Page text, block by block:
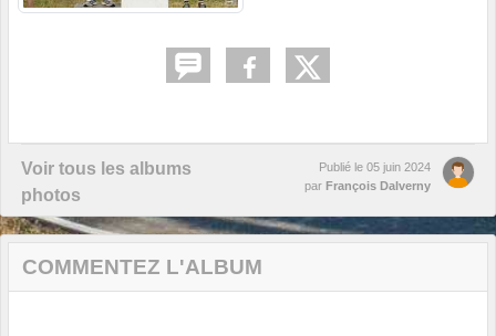
Voir tous les albums
photos
Publié le 05 juin 2024
par François Dalverny
COMMENTEZ L'ALBUM